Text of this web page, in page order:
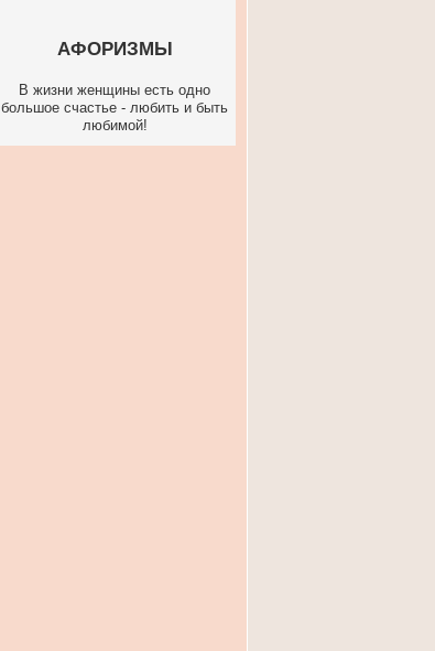
АФОРИЗМЫ
В жизни женщины есть одно
большое счастье - любить и быть
любимой!